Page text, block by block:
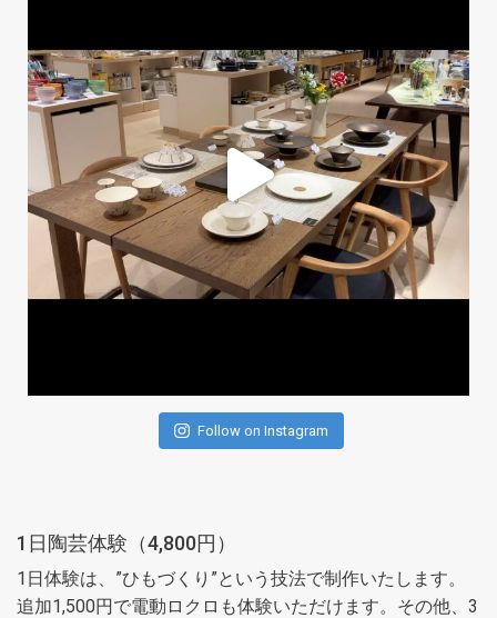
Follow on Instagram
1日陶芸体験（4,800円）
1日体験は、”ひもづくり”という技法で制作いたします。
追加1,500円で電動ロクロも体験いただけます。その他、3